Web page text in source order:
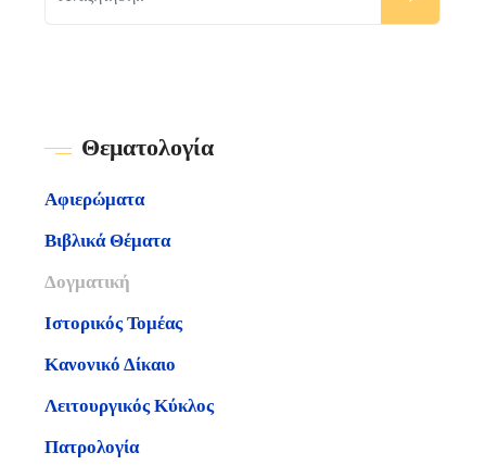
Θεματολογία
Αφιερώματα
Βιβλικά Θέματα
Δογματική
Ιστορικός Τομέας
Κανονικό Δίκαιο
Λειτουργικός Κύκλος
Πατρολογία